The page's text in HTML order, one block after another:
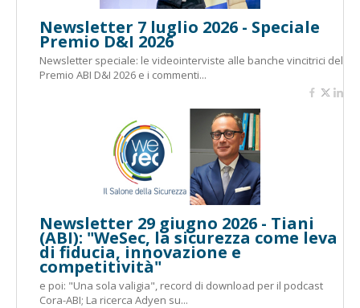
Newsletter 7 luglio 2026 - Speciale
Premio D&I 2026
Newsletter speciale: le videointerviste alle banche vincitrici del
Premio ABI D&I 2026 e i commenti...
Newsletter 29 giugno 2026 - Tiani
(ABI): "WeSec, la sicurezza come leva
di fiducia, innovazione e
competitività"
e poi: "Una sola valigia", record di download per il podcast
Cora-ABI; La ricerca Adyen su...